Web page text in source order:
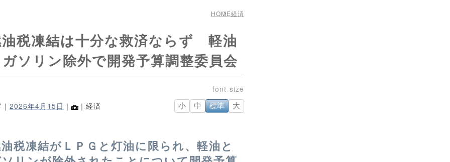
HOME経済
税凍結は十分な救済ならず 軽油
ソリン除外で開発予算調整委員会
2026年4月15日 ｜ ｜経済 小 中 標準 大
税凍結がＬＰＧと灯油に限られ、軽油と